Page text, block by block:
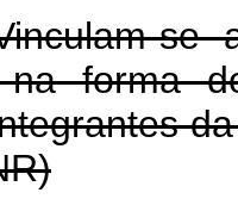
se
na forma